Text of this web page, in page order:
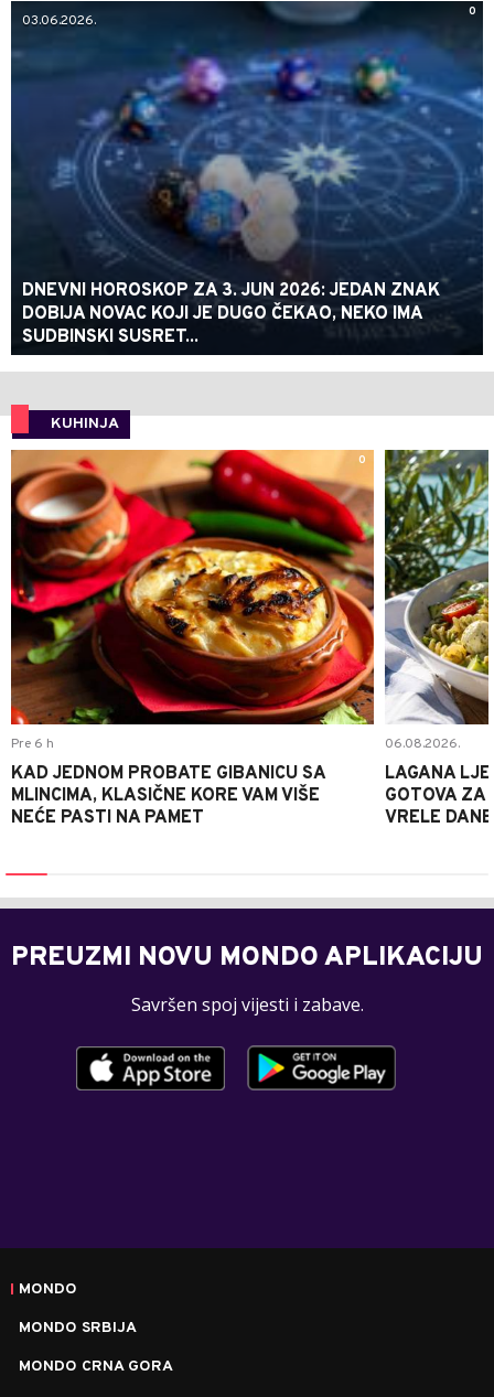
0
03.06.2026.
DNEVNI HOROSKOP ZA 3. JUN 2026: JEDAN ZNAK
DOBIJA NOVAC KOJI JE DUGO ČEKAO, NEKO IMA
SUDBINSKI SUSRET...
KUHINJA
0
Pre 6 h
KAD JEDNOM PROBATE GIBANICU SA
MLINCIMA, KLASIČNE KORE VAM VIŠE
NEĆE PASTI NA PAMET
06.08.2026.
LAGANA
GOTOVA ZA
VRELE DANE
PREUZMI NOVU MONDO APLIKACIJU
Savršen spoj vijesti i zabave.
MONDO
MONDO SRBIJA
MONDO CRNA GORA